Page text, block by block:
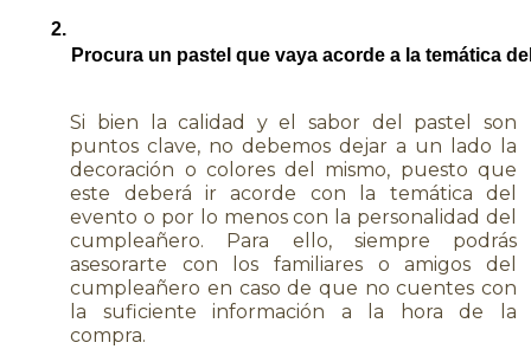
Procura un pastel que vaya acorde a la temática
Si bien la calidad y el sabor del pastel son
puntos clave, no debemos dejar a un lado la
decoración o colores del mismo, puesto que
este deberá ir acorde con la temática del
evento o por lo menos con la personalidad del
cumpleañero. Para ello, siempre podrás
asesorarte con los familiares o amigos del
cumpleañero en caso de que no cuentes con
la suficiente información a la hora de la
compra.